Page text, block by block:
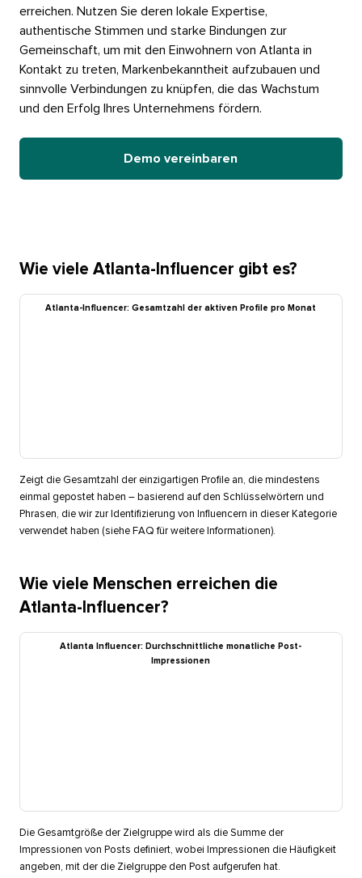
erreichen. Nutzen Sie deren lokale Expertise,
authentische Stimmen und starke Bindungen zur
Gemeinschaft, um mit den Einwohnern von Atlanta in
Kontakt zu treten, Markenbekanntheit aufzubauen und
sinnvolle Verbindungen zu knüpfen, die das Wachstum
und den Erfolg Ihres Unternehmens fördern.​​
Demo vereinbaren​​
Wie viele Atlanta-Influencer gibt es?​​
Atlanta-Influencer: Gesamtzahl der aktiven Profile pro Monat​​
Zeigt die Gesamtzahl der einzigartigen Profile an, die mindestens
einmal gepostet haben – basierend auf den Schlüsselwörtern und
Phrasen, die wir zur Identifizierung von Influencern in dieser Kategorie
verwendet haben (siehe FAQ für weitere Informationen).​​
Wie viele Menschen erreichen die
Atlanta-Influencer?​​
Atlanta Influencer: Durchschnittliche monatliche Post-
Impressionen​​
Die Gesamtgröße der Zielgruppe wird als die Summe der
Impressionen von Posts definiert, wobei Impressionen die Häufigkeit
angeben, mit der die Zielgruppe den Post aufgerufen hat.​​